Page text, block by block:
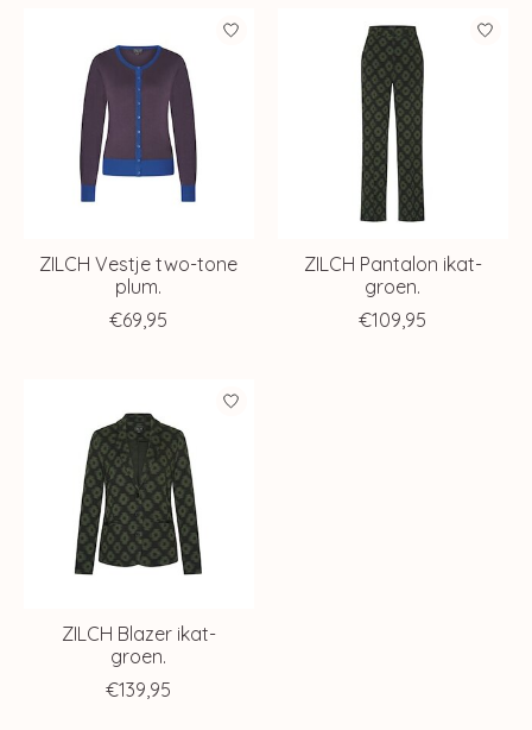
ZILCH Vestje two-tone
plum.
€69,95
ZILCH Pantalon ikat-
groen.
€109,95
ZILCH Blazer ikat-
groen.
€139,95